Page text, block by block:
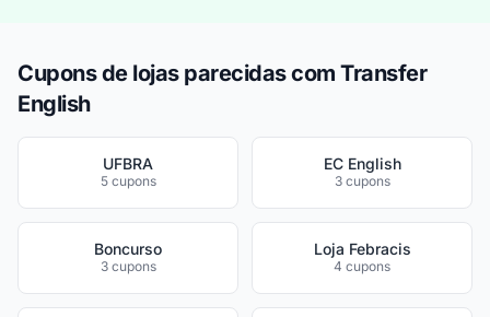
Cupons de lojas parecidas com Transfer
English
UFBRA
5 cupons
EC English
3 cupons
Boncurso
3 cupons
Loja Febracis
4 cupons